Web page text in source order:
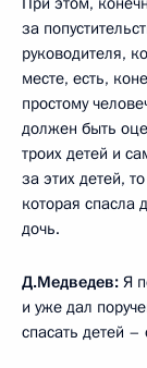
за
руководителя,
месте, есть,
простому
должен быть
троих детей и
за этих детей,
которая спасла
дочь.
Д.Медведев: Я
и уже дал
спасать детей